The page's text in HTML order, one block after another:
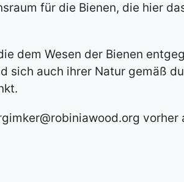
für die Bienen, die hier
dem Wesen der Bienen
sich auch ihrer Natur gemäß
vorher